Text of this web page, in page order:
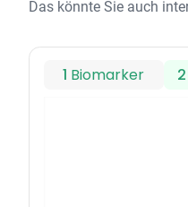
Das könnte Sie auch
1 Biomarker 2